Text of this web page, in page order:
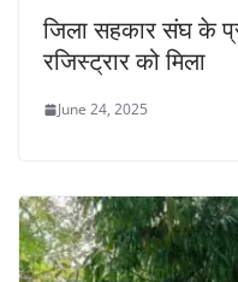
जिला सहकार संघ के
रजिस्ट्रार को मिला
June 24, 2025